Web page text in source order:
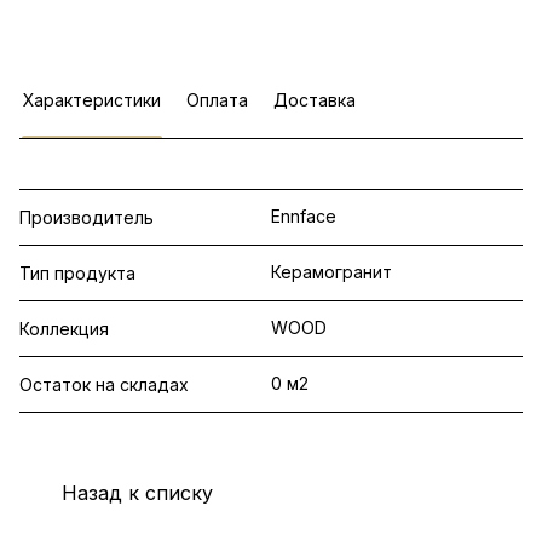
Характеристики Оплата Доставка
Производитель Ennface
Тип продукта Керамогранит
Коллекция WOOD
Остаток на складах 0 м2
Назад к списку